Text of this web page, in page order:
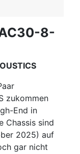
8-
zukommen
End in
Chassis sind
2025) auf
gar nicht